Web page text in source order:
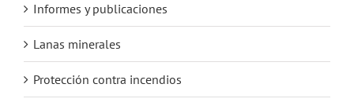
Informes y publicaciones
Lanas minerales
Protección contra incendios